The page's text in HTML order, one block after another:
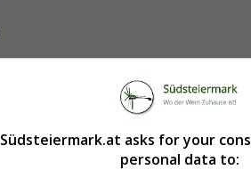
Südsteiermark.at asks for your
personal data to: